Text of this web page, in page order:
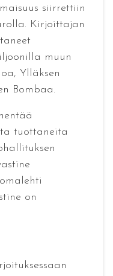
siirrettiin
Kirjoittajan
muun
Ylläksen
Bombaa.
tuottaneita
on